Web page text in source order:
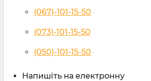
(067)-101-15-50
(073)-101-15-50
(050)-101-15-50
Напишіть на електронну